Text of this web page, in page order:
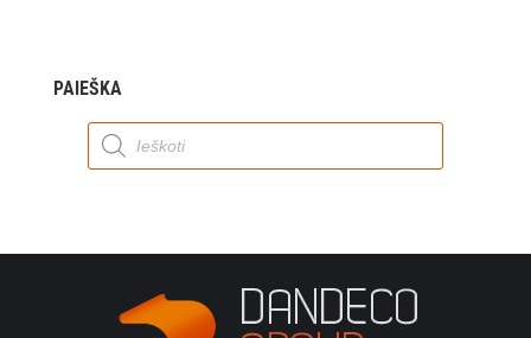
PAIEŠKA
Products
search